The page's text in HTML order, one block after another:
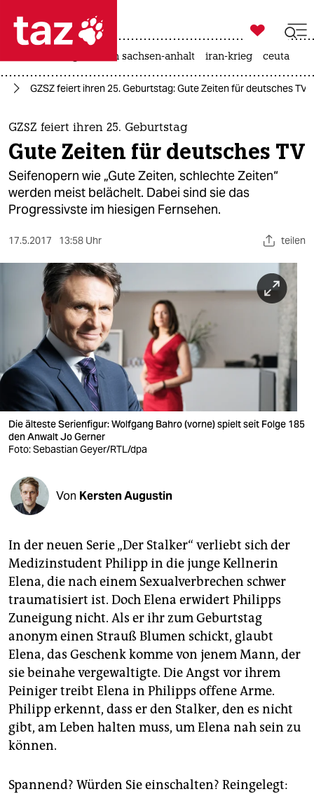
 taz zahl ich
taz zahl ich
themen
politik
öko
gesellschaft
berlin
nord
wahrheit
verlag
verlag
shop
fragen & hilfe
unterstützen
abo
genossenschaft
epaper login

taz zahl ich
landtagswahl in sachsen-anhalt iran-krieg ceuta
GZSZ feiert ihren 25. Geburtstag: Gute Zeiten für deutsches TV
GZSZ feiert ihren 25. Geburtstag
Gute Zeiten für deutsches TV
Seifenopern wie „Gute Zeiten, schlechte Zeiten“
werden meist belächelt. Dabei sind sie das
Progressivste im hiesigen Fernsehen.
17.5.2017 13:58 Uhr teilen
Die älteste Serienfigur: Wolfgang Bahro (vorne) spielt seit Folge 185
den Anwalt Jo Gerner
Foto: Sebastian Geyer/RTL/dpa
Von Kersten Augustin
In der neuen Serie „Der Stalker“ verliebt sich der
Medizinstudent Philipp in die junge Kellnerin
Elena, die nach einem Sexualverbrechen schwer
traumatisiert ist. Doch Elena erwidert Philipps
Zuneigung nicht. Als er ihr zum Geburtstag
anonym einen Strauß Blumen schickt, glaubt
Elena, das Geschenk komme von jenem Mann, der
sie beinahe vergewaltigte. Die Angst vor ihrem
Peiniger treibt Elena in Philipps offene Arme.
Philipp erkennt, dass er den Stalker, den es nicht
gibt, am Leben halten muss, um Elena nah sein zu
können.
Spannend? Würden Sie einschalten? Reingelegt: